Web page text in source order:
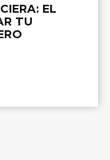
EL
TU